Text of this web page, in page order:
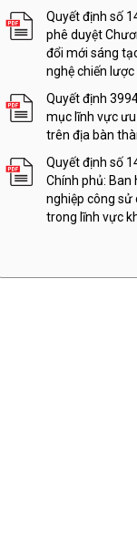
Quyết định số
phê duyệt
đổi mới sáng
nghệ chiến
Quyết định
mục lĩnh vực
trên địa bàn
Quyết định số
Chính phủ: Ban
nghiệp công sử
trong lĩnh vực